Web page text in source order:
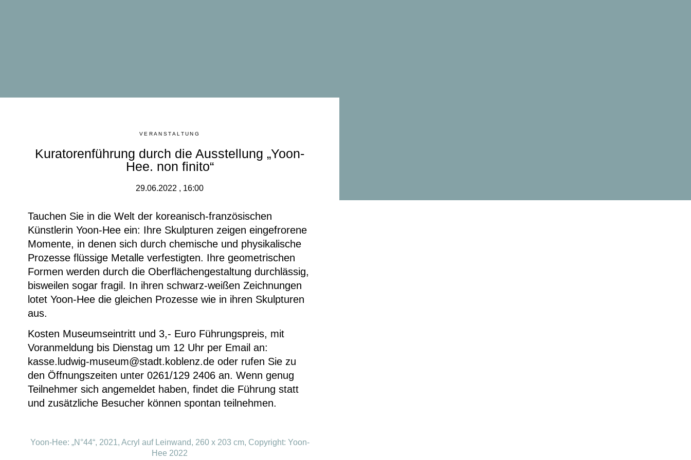
VERANSTALTUNG
Kuratorenführung durch die Ausstellung „Yoon-
Hee. non finito“
29.06.2022 , 16:00
Tauchen Sie in die Welt der koreanisch-französischen
Künstlerin Yoon-Hee ein: Ihre Skulpturen zeigen eingefrorene
Momente, in denen sich durch chemische und physikalische
Prozesse flüssige Metalle verfestigten. Ihre geometrischen
Formen werden durch die Oberflächengestaltung durchlässig,
bisweilen sogar fragil. In ihren schwarz-weißen Zeichnungen
lotet Yoon-Hee die gleichen Prozesse wie in ihren Skulpturen
aus.
Kosten Museumseintritt und 3,- Euro Führungspreis, mit
Voranmeldung bis Dienstag um 12 Uhr per Email an:
kasse.ludwig-museum@stadt.koblenz.de oder rufen Sie zu
den Öffnungszeiten unter 0261/129 2406 an. Wenn genug
Teilnehmer sich angemeldet haben, findet die Führung statt
und zusätzliche Besucher können spontan teilnehmen.
Yoon-Hee: „N°44“, 2021, Acryl auf Leinwand, 260 x 203 cm, Copyright: Yoon-
Hee 2022